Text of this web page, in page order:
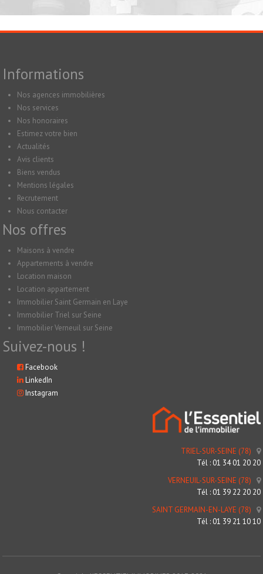
Informations
Nos agences immobilières
Nos services
Nos honoraires
Estimez votre bien
Actualités
Avis clients
Biens vendus
Mentions légales
Recrutement
Nous contacter
Nos offres
Maisons à vendre
Appartements à vendre
Location maison
Location appartement
Immobilier Saint Germain en Laye
Immobilier Triel sur Seine
Immobilier Verneuil sur Seine
Suivez-nous !
Facebook
LinkedIn
Instagram
TRIEL-SUR-SEINE (78)
Tél : 01 34 01 20 20
VERNEUIL-SUR-SEINE (78)
Tél : 01 39 22 20 20
SAINT GERMAIN-EN-LAYE (78)
Tél : 01 39 21 10 10